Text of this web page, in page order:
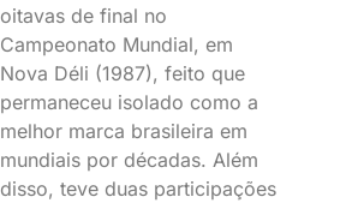
oitavas de final no
Campeonato Mundial, em
Nova Déli (1987), feito que
permaneceu isolado como a
melhor marca brasileira em
mundiais por décadas. Além
disso, teve duas participações